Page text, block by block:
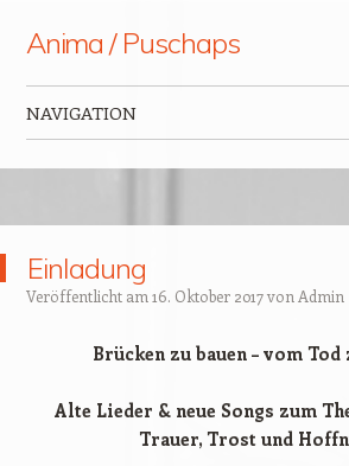
Anima / Puschaps
NAVIGATION
Einladung
Veröffentlicht am 16. Oktober 2017von Admin
Brücken zu bauen – vom Tod
Alte Lieder & neue Songs zum
Trauer, Trost und